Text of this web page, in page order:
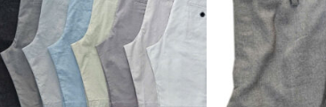
Add to
Wishlist